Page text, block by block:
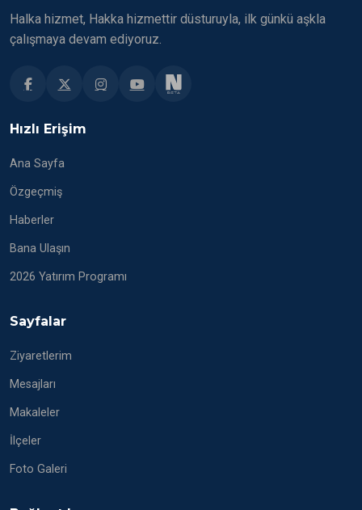
Halka hizmet, Hakka hizmettir düsturuyla, ilk günkü aşkla
çalışmaya devam ediyoruz.
Hızlı Erişim
Ana Sayfa
Özgeçmiş
Haberler
Bana Ulaşın
2026 Yatırım Programı
Sayfalar
Ziyaretlerim
Mesajları
Makaleler
İlçeler
Foto Galeri